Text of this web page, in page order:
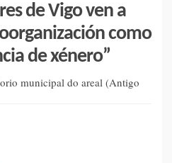
de Vigo ven a
como
de xénero”
municipal do areal (Antigo